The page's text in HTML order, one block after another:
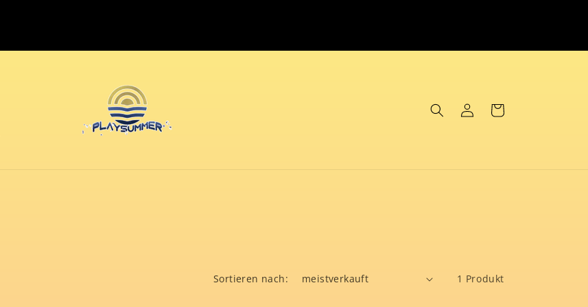
EinloggenWarenkorb
Sortieren nach: 1 Produkt